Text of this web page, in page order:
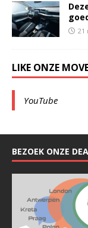
21
LIKE ONZE
YouTube
BEZOEK ONZE